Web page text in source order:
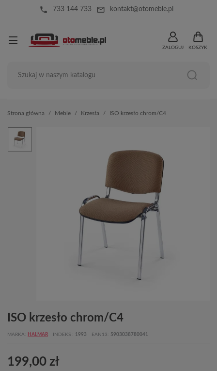
local_phone 733 144 733 mail_outline kontakt@otomeble.pl
ZALOGUJ KOSZYK
Strona główna Meble Krzesła ISO krzesło chrom/C4
ISO krzesło chrom/C4
MARKA HALMAR INDEKS 1993 EAN13 5903038780041
199,00 zł